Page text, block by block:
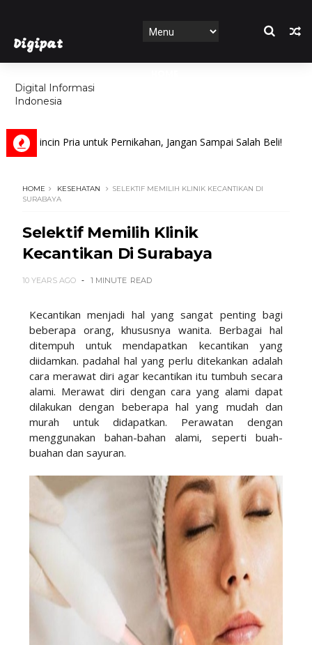
Digipat
Digital Informasi
Indonesia
FEATURES
Cincin Pria untuk Pernikahan, Jangan Sampai Salah Beli!
HOME KESEHATAN
SELEKTIF MEMILIH KLINIK KECANTIKAN DI
SURABAYA
Selektif Memilih Klinik
Kecantikan Di Surabaya
10 YEARS AGO 1 MINUTE READ
Kecantikan menjadi hal yang sangat penting bagi
beberapa orang, khususnya wanita. Berbagai hal
ditempuh untuk mendapatkan kecantikan yang
diidamkan. padahal hal yang perlu ditekankan adalah
cara merawat diri agar kecantikan itu tumbuh secara
alami. Merawat diri dengan cara yang alami dapat
dilakukan dengan beberapa hal yang mudah dan
murah untuk didapatkan. Perawatan dengan
menggunakan bahan-bahan alami, seperti buah-
buahan dan sayuran.